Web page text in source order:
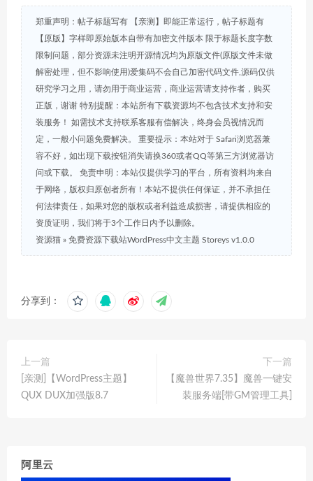
郑重声明：帖子标题写有 【亲测】即能正常运行，帖子标题有
【原版】字样即原始版本自带有加密文件版本 限于标题长度字数
限制问题，部分资源未注明开源情况均为原版文件(原版文件未做
解密处理，但不影响使用)爱集码不会自己加密代码文件,源码仅供
研究学习之用，请勿用于商业运营，商业运营请支持作者，购买
正版，谢谢 特别提醒：本站所有下载资源均不包含技术支持和安
装服务！ 如需技术支持联系客服有偿解决，终身会员视情况而
定，一般小问题免费解决。 重要提示：本站对于 Safari浏览器兼
容不好，如出现下载按钮消失请换360或者QQ等第三方浏览器访
问或下载。 免责申明：本站仅提供学习的平台，所有资料均来自
于网络，版权归原创者所有！本站不提供任何保证，并不承担任
何法律责任，如果对您的版权或者利益造成损害，请提供相应的
资质证明，我们将于3个工作日内予以删除。
资源猫 » 免费资源下载站WordPress中文主题 Storeys v1.0.0
分享到：
上一篇
[亲测]【WordPress主题】
QUX DUX加强版8.7
下一篇
【魔兽世界7.35】魔兽一键安
装服务端[带GM管理工具]
阿里云